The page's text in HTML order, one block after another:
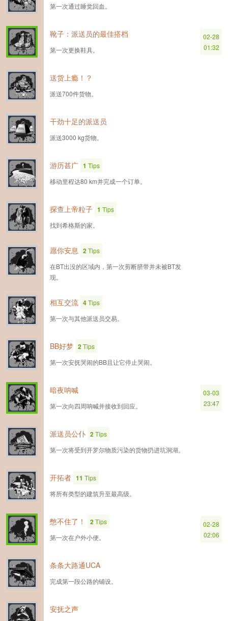
第一次通过睡觉回血。
靴子：派送员的最佳搭档
第一次更换鞋具。
02-28
01:32
送货上瘾！？
派送700件货物。
干劲十足的派送员
派送3000 kg货物。
游历甚广 1 Tips
移动里程达80 km并完成一个订单。
探查上帝粒子 1 Tips
找到希格斯的家。
愿你安息 2Tips
在BT出没的区域内，第一次剪断脐带并未被BT发
现。
相互交流 4Tips
第一次与其他派送员交易。
BB好梦 2Tips
第一次安抚哭闹的BB且让它停止哭闹。
暗夜呐喊
第一次向四周呐喊并接收到回应。
03-03
23:47
派送员公仆 2Tips
第一次将受到开罗尔物质污染的货物扔进坑洞湖。
开拓者 11 Tips
将所有类型的建筑升至最高级。
憋不住了！ 2Tips
第一次在户外小便。
02-28
02:06
条条大路通UCA
完成第一段公路的铺设。
安抚之声